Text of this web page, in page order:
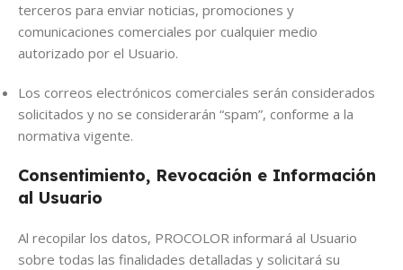
terceros para enviar noticias, promociones y
comunicaciones comerciales por cualquier medio
autorizado por el Usuario.
Los correos electrónicos comerciales serán considerados
solicitados y no se considerarán “spam”, conforme a la
normativa vigente.
Consentimiento, Revocación e Información
al Usuario
Al recopilar los datos, PROCOLOR informará al Usuario
sobre todas las finalidades detalladas y solicitará su